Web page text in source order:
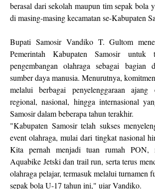
berasal dari sekolah maupun tim sepak bola
di masing-masing kecamatan se-Kabupaten
Bupati Samosir Vandiko T. Gultom
Pemerintah Kabupaten Samosir untuk
pengembangan olahraga sebagai bagian
sumber daya manusia. Menurutnya,
melalui berbagai penyelenggaraan ajang
regional, nasional, hingga internasional
Samosir dalam beberapa tahun terakhir.
"Kabupaten Samosir telah sukses
event olahraga, mulai dari tingkat nasional
Kita pernah menjadi tuan rumah PON,
Aquabike Jetski dan trail run, serta terus
olahraga pelajar, termasuk melalui turnamen
sepak bola U-17 tahun ini," ujar Vandiko.